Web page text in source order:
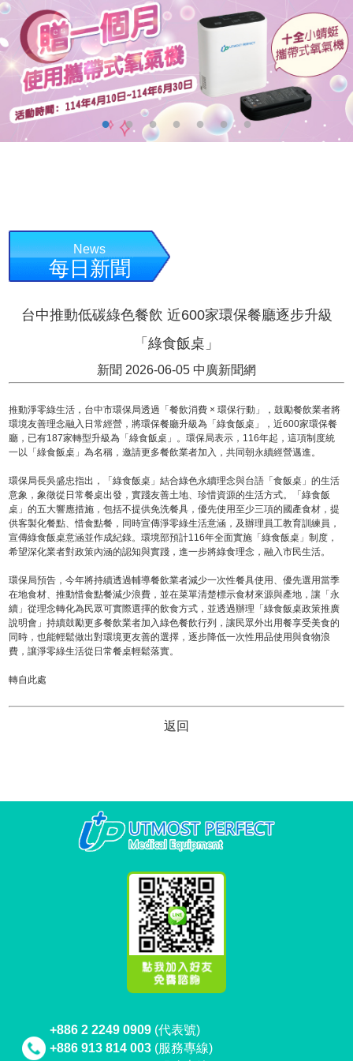
News
每日新聞
台中推動低碳綠色餐飲 近600家環保餐廳逐步升級
「綠食飯桌」
新聞 2026-06-05 中廣新聞網
推動淨零綠生活，台中市環保局透過「餐飲消費 × 環保行動」，鼓勵餐飲業者將
環境友善理念融入日常經營，將環保餐廳升級為「綠食飯桌」，近600家環保餐
廳，已有187家轉型升級為「綠食飯桌」。環保局表示，116年起，這項制度統
一以「綠食飯桌」為名稱，邀請更多餐飲業者加入，共同朝永續經營邁進。
環保局長吳盛忠指出，「綠食飯桌」結合綠色永續理念與台語「食飯桌」的生活
意象，象徵從日常餐桌出發，實踐友善土地、珍惜資源的生活方式。「綠食飯
桌」的五大響應措施，包括不提供免洗餐具，優先使用至少三項的國產食材，提
供客製化餐點、惜食點餐，同時宣傳淨零綠生活意涵，及辦理員工教育訓練員，
宣傳綠食飯桌意涵並作成紀錄。環境部預計116年全面實施「綠食飯桌」制度，
希望深化業者對政策內涵的認知與實踐，進一步將綠食理念，融入市民生活。
環保局預告，今年將持續透過輔導餐飲業者減少一次性餐具使用、優先選用當季
在地食材、推動惜食點餐減少浪費，並在菜單清楚標示食材來源與產地，讓「永
續」從理念轉化為民眾可實際選擇的飲食方式，並透過辦理「綠食飯桌政策推廣
說明會」持續鼓勵更多餐飲業者加入綠色餐飲行列，讓民眾外出用餐享受美食的
同時，也能輕鬆做出對環境更友善的選擇，逐步降低一次性用品使用與食物浪
費，讓淨零綠生活從日常餐桌輕鬆落實。
轉自此處
返回
+886 2 2249 0909 (代表號)
+886 913 814 003 (服務專線)